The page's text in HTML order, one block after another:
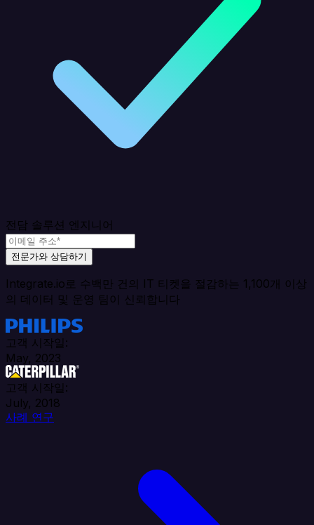
전담 솔루션 엔지니어
전문가와 상담하기
Integrate.io로 수백만 건의 IT 티켓을 절감하는 1,100개 이상
의 데이터 및 운영 팀이 신뢰합니다
고객 시작일:
May, 2023
고객 시작일:
July, 2018
사례 연구